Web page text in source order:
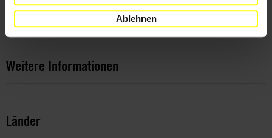
Ablehnen
Amnesty-Bericht "Growing restrictions, tough conditions: The
plight of those fleeing Syria to Jordan"
Weitere Informationen
Länder